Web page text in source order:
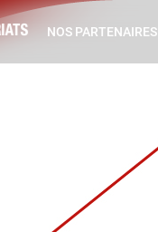
NOS PARTENAIRES